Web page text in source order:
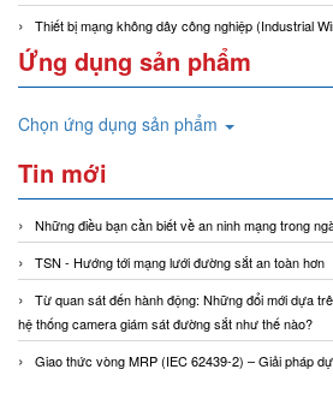
Thiết bị mạng không dây công nghiệp (Industrial
Ứng dụng sản phẩm
Chọn ứng dụng sản phẩm
Tin mới
Những điều bạn cần biết về an ninh mạng trong
TSN - Hướng tới mạng lưới đường sắt an toàn hơn
Từ quan sát đến hành động: Những đổi mới dựa
hệ thống camera giám sát đường sắt như thế nào?
Giao thức vòng MRP (IEC 62439-2) – Giải pháp